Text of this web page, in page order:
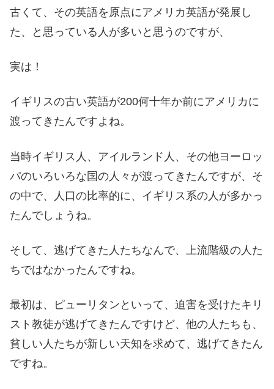
古くて、その英語を原点にアメリカ英語が発展し
た、と思っている人が多いと思うのですが、
実は！
イギリスの古い英語が200何十年か前にアメリカに
渡ってきたんですよね。
当時イギリス人、アイルランド人、その他ヨーロッ
パのいろいろな国の人々が渡ってきたんですが、そ
の中で、人口の比率的に、イギリス系の人が多かっ
たんでしょうね。
そして、逃げてきた人たちなんで、上流階級の人た
ちではなかったんですね。
最初は、ピューリタンといって、迫害を受けたキリ
スト教徒が逃げてきたんですけど、他の人たちも、
貧しい人たちが新しい天知を求めて、逃げてきたん
ですね。